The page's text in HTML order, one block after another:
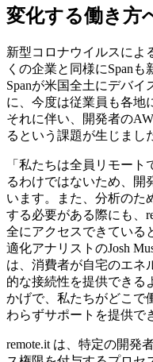
変化する働き方
新型コロナウイルスによ
くの企業と同様にSpanも
Spanが米国全土にデバイ
に、今度は従業員も各地
それに伴い、開発者の
るという課題が生じまし
「私たちは全員リモー
るわけではないため、開
います。また、分析のた
する必要がある際にも、
全にアクセスできている
適化アナリストのJosh
は、消費者が自宅のエネ
的な接続性を提供できる
かげで、私たちがどこで
わらずサポートを提供で
remote.it は、特定の開発